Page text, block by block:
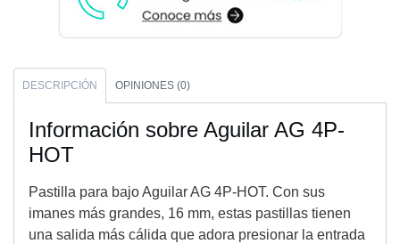
DESCRIPCIÓN OPINIONES (0)
Información sobre Aguilar AG 4P-
HOT
Pastilla para bajo Aguilar AG 4P-HOT. Con sus
imanes más grandes, 16 mm, estas pastillas tienen
una salida más cálida que adora presionar la entrada